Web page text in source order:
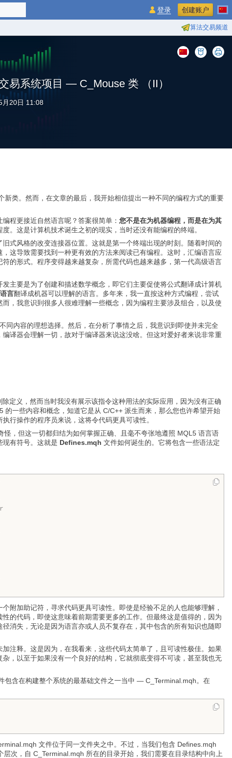
算法交易频道
登录 创建账户
易系统项目 — C_Mouse 类 （II）
月20日 11:08
新类。然而，在文章的最后，我开始相信提出一种不同的编程方式的重要
程更接近自然语言呢？答案很简单： 您不是在为机器编程，而是在为其
。这是计算机技术诞生之初的现实，当时还没有能编程的终端。
式风格的改变连接器位置。这就是第一个终端出现的时刻。随着时间的
这导致需要找到一种更有效的方法来阅读已有编程。这时，汇编语言应
的形式。程序变得越来越复杂，所需代码也越来越多，第一代高级语言
主要是为了创建和描述数学概念，即它们主要促使将公式翻译成计算机
言翻译成机器可以理解的语言。多年来，我一直按这种方式编程，尝试
，我意识到很多人很难理解一些概念，因为编程主要涉及组合，以及使
内容的理想选择。然后，在分析了事情之后，我意识到即使并未完全
译器会理解一切，故对于编译器来说这没啥。但这对爱好者来说非常重
定义，然而当时我没有展示该指令这种用法的实际应用，因为没有正确
一些内容和概念，知道它是从 C/C++ 派生而来，那么您也许希望开始
行操作的程序员来说，这将令代码更具可读性。
，但这一切都归结为如何掌握正确、且毫不夸张地遵照 MQL5 语言语
现有符号。这就是 Defines.mqh 文件如何诞生的。它将包含一些语法定
附加助记符，寻求代码更具可读性。即使是经验不足的人也能够理解，
的代码，即使这意味着前期需要更多的工作。但最终这是值得的，因为
消失，无论是因为语言亦或人员不复存在，其中包含的所有知识也随即
注释。这是因为，在我看来，这些代码太简单了，且可读性极佳。如果
，以至于如果没有一个良好的结构，它就彻底变得不可读，甚至我也无
包含在构建整个系统的最基础文件之一当中 — C_Terminal.mqh。在
文件位于同一文件夹之中。不过，当我们包含 Defines.mqh
层次，自 C_Terminal.mqh 所在的目录开始，我们需要在目录结构中向上